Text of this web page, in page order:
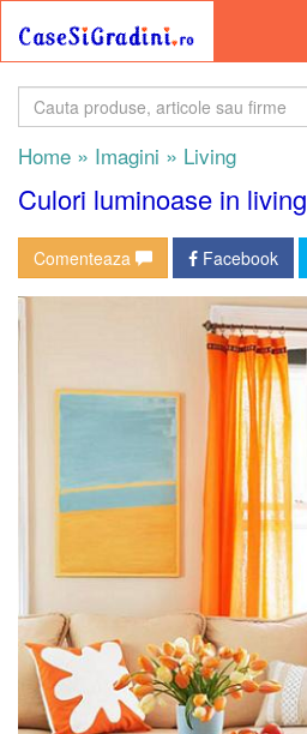
Home » Imagini » Living
Culori luminoase in living
Comenteaza Facebook